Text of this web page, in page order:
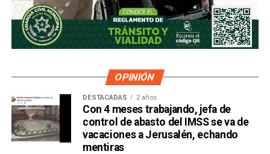
OPINIÓN
DESTACADAS 2 años
Con 4 meses trabajando, jefa de
control de abasto del IMSS se va de
vacaciones a Jerusalén, echando
mentiras